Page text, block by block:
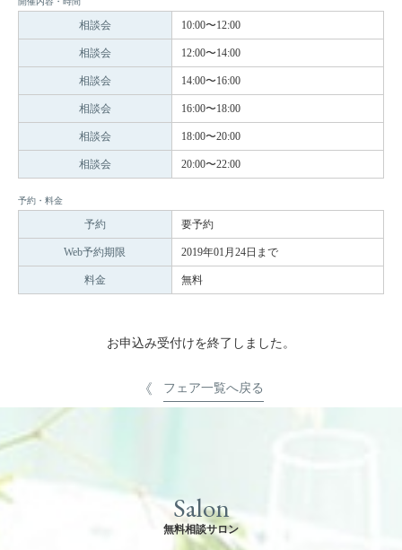
相談会 10:00〜12:00
相談会 12:00〜14:00
相談会 14:00〜16:00
相談会 16:00〜18:00
相談会 18:00〜20:00
相談会 20:00〜22:00
予約・料金
予約 要予約
Web予約期限 2019年01月24日まで
料金 無料
お申込み受付けを終了しました。
フェア一覧へ戻る
Salon
無料相談サロン